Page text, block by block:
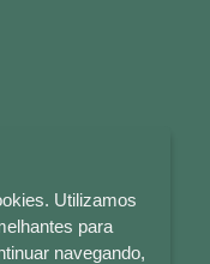
Utilizamos
para
navegando,